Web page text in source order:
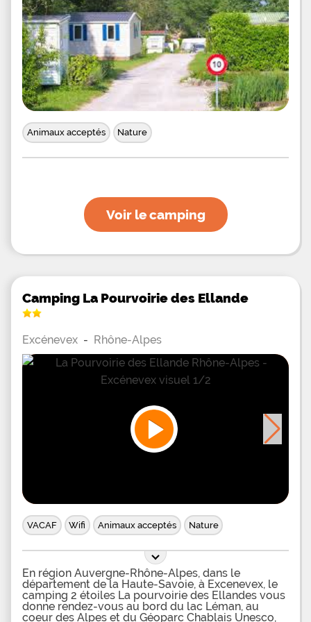
ce camping à taille humaine situé non loin de
Thonon et d'Evian, visitez Yvoire pour sa cité
médiévale, son château fort et son Jardin des Cinq
Sens, passez la journée en famille ou entre amis au
parc Les Aigles du Léman à Sciez et pourquoi ne
pas traverser la frontière suisse et découvrir la
belle ville de
Animaux acceptés Nature
Voir le camping
Camping La Pourvoirie des Ellande
Excénevex - Rhône-Alpes
VACAF Wifi Animaux acceptés Nature
En région Auvergne-Rhône-Alpes, dans le
département de la Haute-Savoie, à Excenevex, le
camping 2 étoiles La pourvoirie des Ellandes vous
donne rendez-vous au bord du lac Léman, au
coeur des Alpes et du Géoparc Chablais Unesco,